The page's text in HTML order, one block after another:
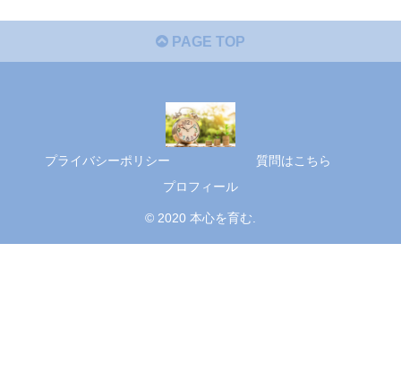
PAGE TOP
プライバシーポリシー
質問はこちら
プロフィール
© 2020 本心を育む.